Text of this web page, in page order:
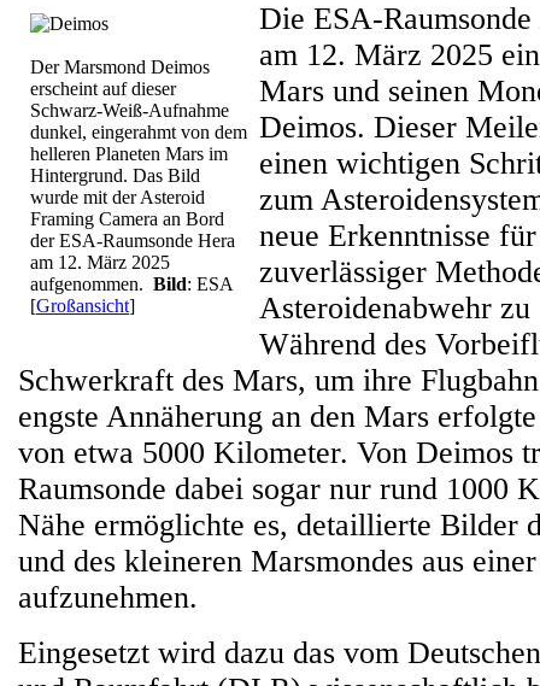
Der Marsmond Deimos
erscheint auf dieser
Schwarz-Weiß-Aufnahme
dunkel, eingerahmt von dem
helleren Planeten Mars im
Hintergrund. Das Bild
wurde mit der Asteroid
Framing Camera an Bord
der ESA-Raumsonde Hera
am 12. März 2025
aufgenommen. Bild: ESA
[Großansicht]
Die ESA-Raumsonde
am 12. März 2025
Mars und seinen
Deimos. Dieser
einen wichtigen
zum
neue Erkenntnisse
zuverlässiger
Asteroidenabwehr
Während des
Schwerkraft des Mars, um ihre
engste Annäherung an den Mars
von etwa 5000 Kilometer. Von Deimos
Raumsonde dabei sogar nur rund 1000
Nähe ermöglichte es, detaillierte Bilder
und des kleineren Marsmondes aus
aufzunehmen.
Eingesetzt wird dazu das vom